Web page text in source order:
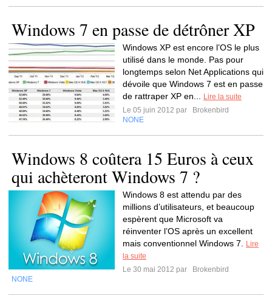
Windows 7 en passe de détrôner XP
Windows XP est encore l’OS le plus
utilisé dans le monde. Pas pour
longtemps selon Net Applications qui
dévoile que Windows 7 est en passe
de rattraper XP en...
Lire la suite
Le 05 juin 2012 par
Brokenbird
NONE
Windows 8 coûtera 15 Euros à ceux
qui achèteront Windows 7 ?
Windows 8 est attendu par des
millions d’utilisateurs, et beaucoup
espèrent que Microsoft va
réinventer l’OS après un excellent
mais conventionnel Windows 7.
Lire
la suite
Le 30 mai 2012 par
Brokenbird
NONE